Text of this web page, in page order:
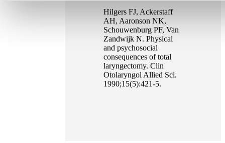
Hilgers FJ, Ackerstaff
AH, Aaronson NK,
Schouwenburg PF, Van
Zandwijk N. Physical
and psychosocial
consequences of total
laryngectomy. Clin
Otolaryngol Allied Sci.
1990;15(5):421-5.